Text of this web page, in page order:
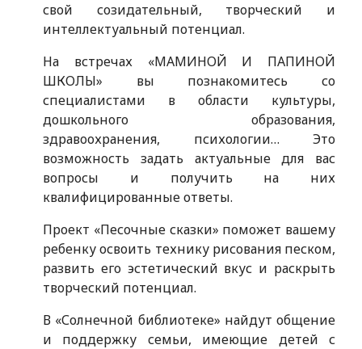
свой созидательный, творческий и
интеллектуальный потенциал.
На встречах «МАМИНОЙ И ПАПИНОЙ
ШКОЛЫ» вы познакомитесь со
специалистами в области культуры,
дошкольного образования,
здравоохранения, психологии… Это
возможность задать актуальные для вас
вопросы и получить на них
квалифицированные ответы.
Проект «Песочные сказки» поможет вашему
ребенку освоить технику рисования песком,
развить его эстетический вкус и раскрыть
творческий потенциал.
В «Солнечной библиотеке» найдут общение
и поддержку семьи, имеющие детей с